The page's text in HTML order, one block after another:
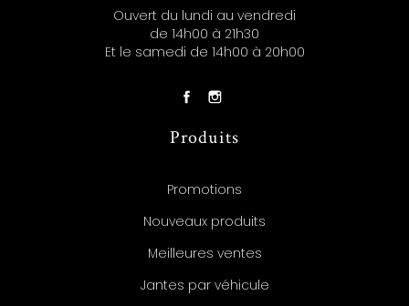
Ouvert du lundi au vendredi
de 14h00 à 21h30
Et le samedi de 14h00 à 20h00
Produits
Promotions
Nouveaux produits
Meilleures ventes
Jantes par véhicule